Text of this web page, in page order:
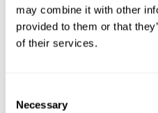
may combine it with other
provided to them or that
of their services.
Selection
Necessary
دماغنا الاتّصالات اللازمة لإجراء
مفيدة ليمكن دماغنا أن يجيب
أن يواجه فيها هذه الحالة.
بفضل أنشطة التنبيه
بفضل اللدونة الدماغية، معروفة